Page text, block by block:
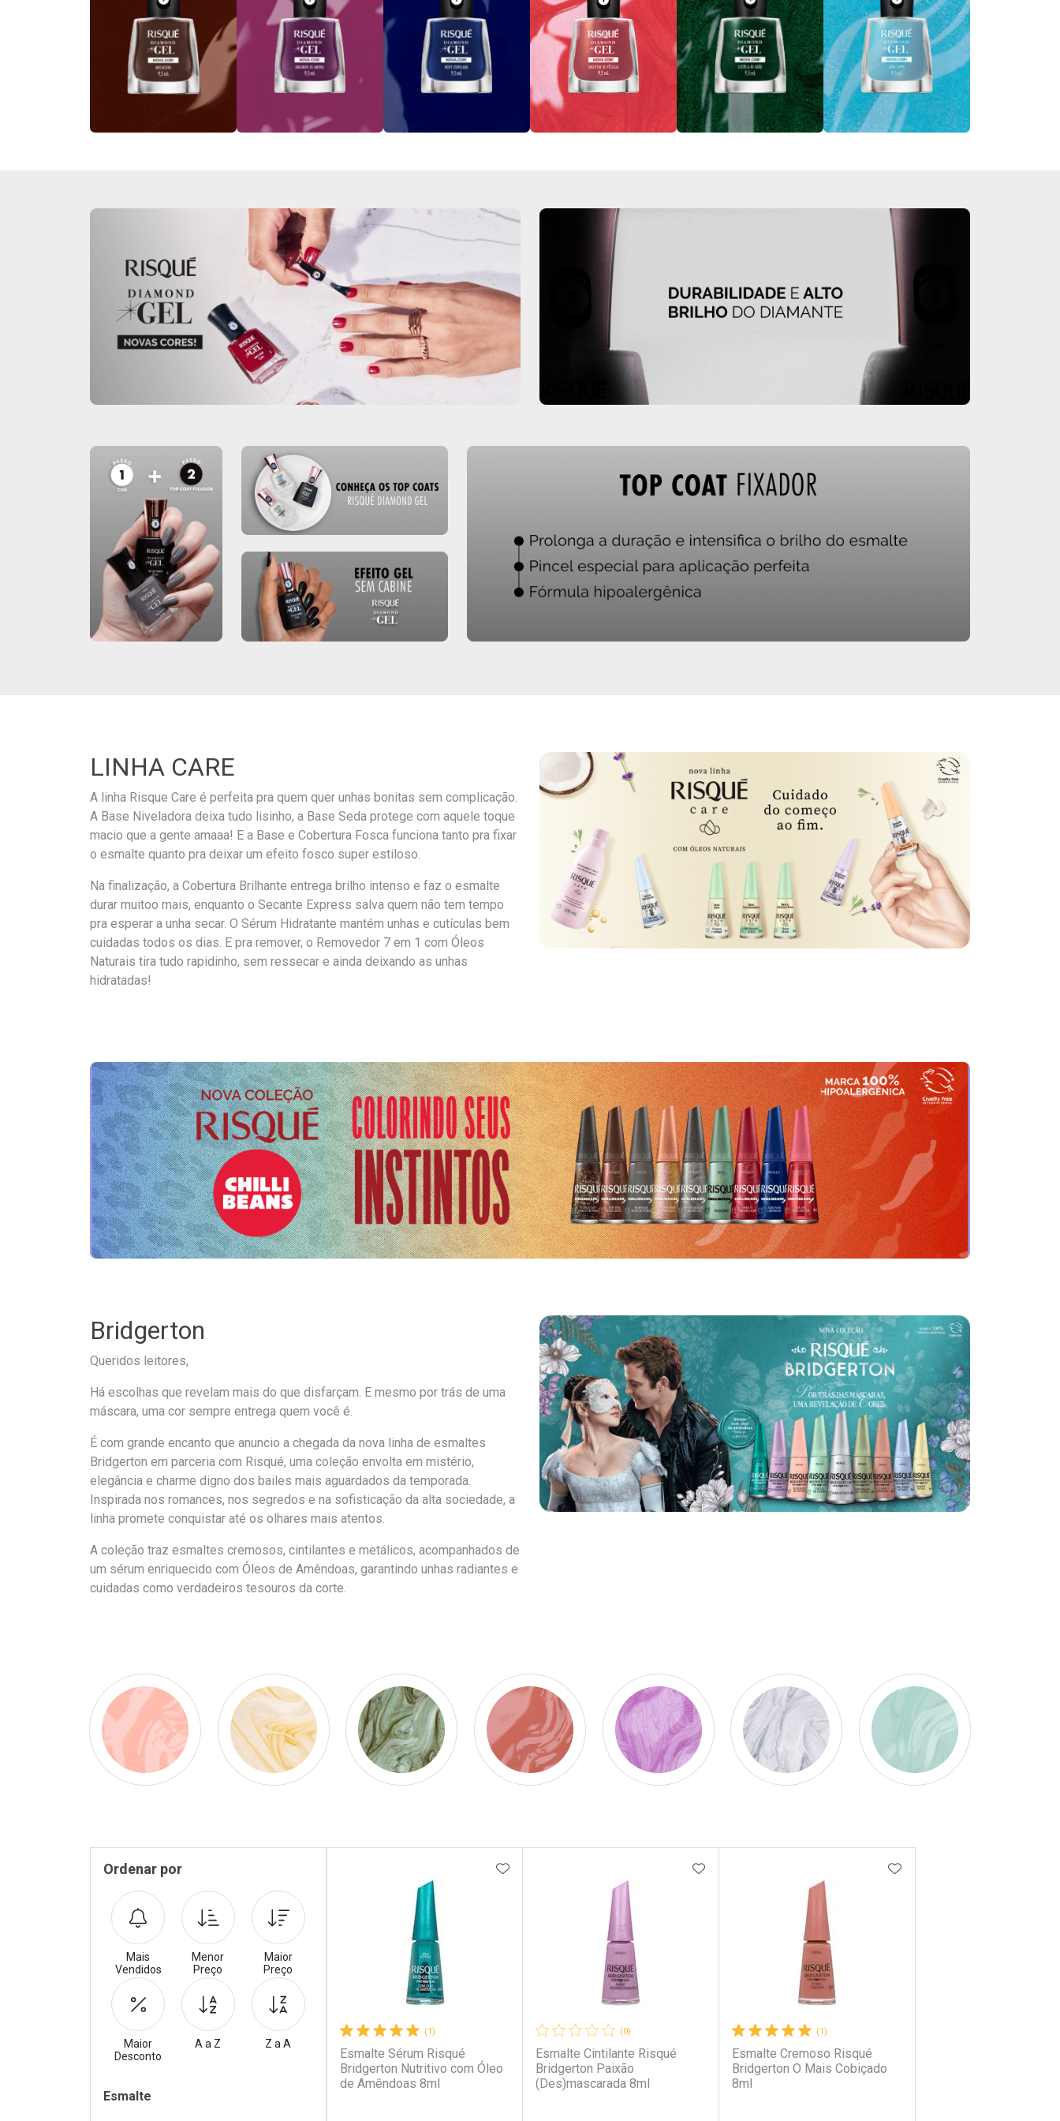
LINHA CARE
A linha Risque Care é perfeita pra quem quer unhas bonitas sem complicação.
A Base Niveladora deixa tudo lisinho, a Base Seda protege com aquele toque
macio que a gente amaaa! E a Base e Cobertura Fosca funciona tanto pra fixar
o esmalte quanto pra deixar um efeito fosco super estiloso.
Na finalização, a Cobertura Brilhante entrega brilho intenso e faz o esmalte
durar muitoo mais, enquanto o Secante Express salva quem não tem tempo
pra esperar a unha secar. O Sérum Hidratante mantém unhas e cutículas bem
cuidadas todos os dias. E pra remover, o Removedor 7 em 1 com Óleos
Naturais tira tudo rapidinho, sem ressecar e ainda deixando as unhas
hidratadas!
Bridgerton
Queridos leitores,
Há escolhas que revelam mais do que disfarçam. E mesmo por trás de uma
máscara, uma cor sempre entrega quem você é.
É com grande encanto que anuncio a chegada da nova linha de esmaltes
Bridgerton em parceria com Risqué, uma coleção envolta em mistério,
elegância e charme digno dos bailes mais aguardados da temporada.
Inspirada nos romances, nos segredos e na sofisticação da alta sociedade, a
linha promete conquistar até os olhares mais atentos.
A coleção traz esmaltes cremosos, cintilantes e metálicos, acompanhados de
um sérum enriquecido com Óleos de Amêndoas, garantindo unhas radiantes e
cuidadas como verdadeiros tesouros da corte.
(1)
Esmalte Sérum Risqué
Bridgerton Nutritivo com Óleo
de Amêndoas 8ml
ADICIONAR AOS FAVORITOS
(0)
Esmalte Cintilante Risqué
Bridgerton Paixão
(Des)mascarada 8ml
ADICIONAR AOS FAVORITOS
(1)
Esmalte Cremoso Risqué
Bridgerton O Mais Cobiçado
8ml
ADICIONAR AOS
Sidebar
Ordenar por
Mais
Vendidos
Menor
Preço
Maior
Preço
Maior
Desconto
A a Z Z a A
Filtros
Esmalte